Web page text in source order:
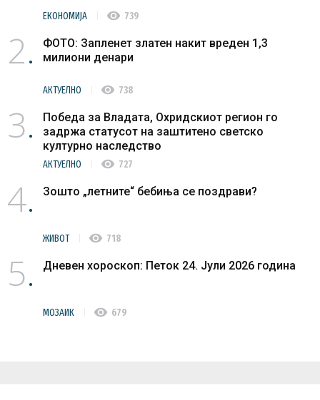
ЕКОНОМИЈА visibility 739
2
ФОТО: Запленет златен накит вреден 1,3
милиони денари
АКТУЕЛНО visibility 738
3
Победа за Владата, Охридскиот регион го
задржа статусот на заштитено светско
културно наследство
АКТУЕЛНО visibility 727
4 Зошто „летните“ бебиња се поздрави?
ЖИВОТ visibility 718
5 Дневен хороскоп: Петок 24. Јули 2026 година
МОЗАИК visibility 679